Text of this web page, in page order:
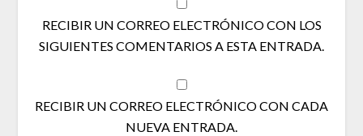
RECIBIR UN CORREO ELECTRÓNICO CON LOS
SIGUIENTES COMENTARIOS A ESTA ENTRADA.
RECIBIR UN CORREO ELECTRÓNICO CON CADA
NUEVA ENTRADA.